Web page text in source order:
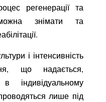
регенерації та
знімати та
і інтенсивність
що надається,
індивідуальному
лише під